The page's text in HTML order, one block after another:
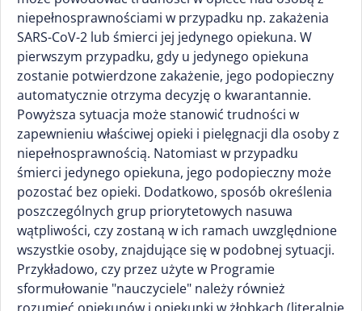
niepełnosprawnościami w przypadku np. zakażenia
SARS-CoV-2 lub śmierci jej jedynego opiekuna. W
pierwszym przypadku, gdy u jedynego opiekuna
zostanie potwierdzone zakażenie, jego podopieczny
automatycznie otrzyma decyzję o kwarantannie.
Powyższa sytuacja może stanowić trudności w
zapewnieniu właściwej opieki i pielęgnacji dla osoby z
niepełnosprawnością. Natomiast w przypadku
śmierci jedynego opiekuna, jego podopieczny może
pozostać bez opieki. Dodatkowo, sposób określenia
poszczególnych grup priorytetowych nasuwa
wątpliwości, czy zostaną w ich ramach uwzględnione
wszystkie osoby, znajdujące się w podobnej sytuacji.
Przykładowo, czy przez użyte w Programie
sformułowanie "nauczyciele" należy również